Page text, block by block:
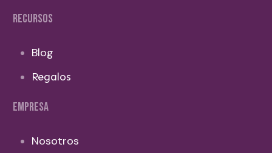
RECURSOS
Blog
Regalos
EMPRESA
Nosotros